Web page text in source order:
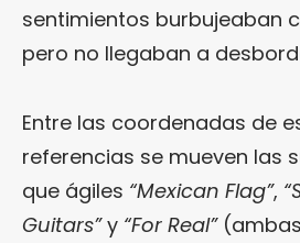
sentimientos burbujeaban
pero no llegaban a
Entre las coordenadas de
referencias se mueven las
que ágiles “Mexican Flag”,
Guitars”y “For Real”